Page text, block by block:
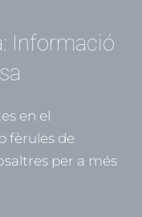
Informació
en el
fèrules de
per a més